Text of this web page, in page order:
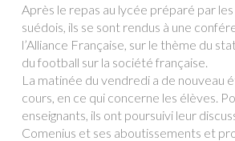
Après le repas au lycée préparé par
suédois, ils se sont rendus à une
l’Alliance Française, sur le thème du
du football sur la société française.
La matinée du vendredi a de nouveau
cours, en ce qui concerne les élèves.
enseignants, ils ont poursuivi leur
Comenius et ses aboutissements et